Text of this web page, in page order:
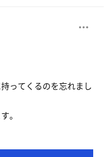
ってくるのを忘れまし
。